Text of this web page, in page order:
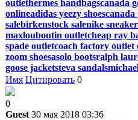
outlethermes handbagscanada
onlineadidas yeezy shoescanada
salebirkenstock salenike
maxlouboutin outletcheap ray
spade outletcoach factory outlet
zoom shoesasolo bootsralph
goose jacketsteva sandals
Имя Цитировать 0
0
Guest 30 мая 2018 03:36